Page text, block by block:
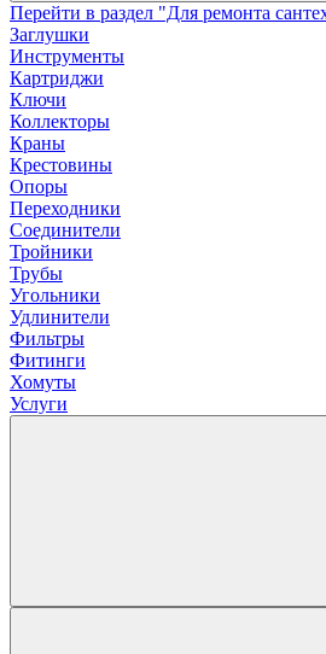
Перейти в раздел "Для ремонта
Заглушки
Инструменты
Картриджи
Ключи
Коллекторы
Краны
Крестовины
Опоры
Переходники
Соединители
Тройники
Трубы
Угольники
Удлинители
Фильтры
Фитинги
Хомуты
Услуги